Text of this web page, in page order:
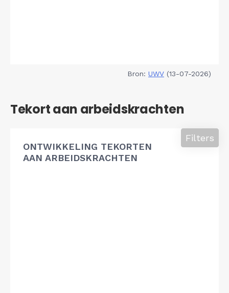
Bron: UWV (13-07-2026)
Tekort aan arbeidskrachten
ONTWIKKELING TEKORTEN
AAN ARBEIDSKRACHTEN
Filters